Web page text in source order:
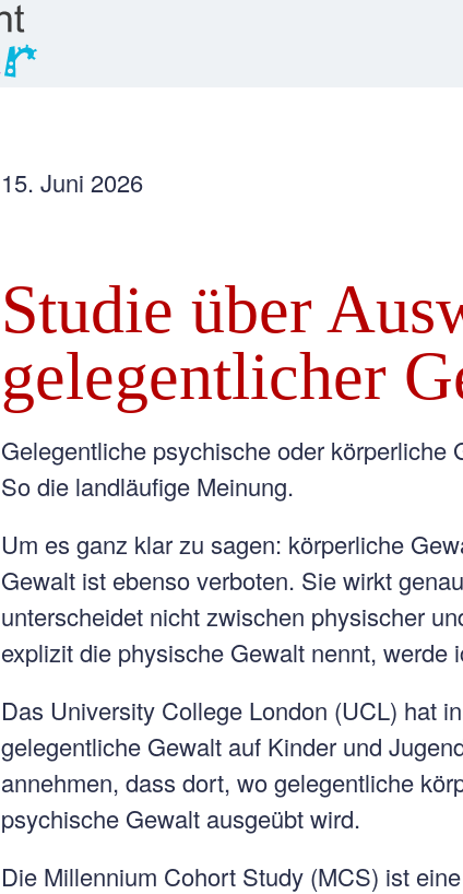
15. Juni 2026
Studie über
gelegentlicher
Gelegentliche psychische oder
So die landläufige Meinung.
Um es ganz klar zu sagen: körperliche
Gewalt ist ebenso verboten. Sie wirkt
unterscheidet nicht zwischen physischer
explizit die physische Gewalt nennt,
Das University College London (UCL) hat
gelegentliche Gewalt auf Kinder und
annehmen, dass dort, wo gelegentliche
psychische Gewalt ausgeübt wird.
Die Millennium Cohort Study (MCS) ist